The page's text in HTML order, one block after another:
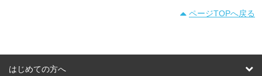
ページTOPへ戻る
はじめての方へ